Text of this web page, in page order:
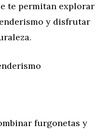
te permitan explorar
y disfrutar
furgonetas y